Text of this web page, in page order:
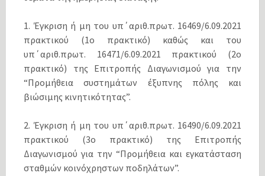
1. Έγκριση ή μη του υπ΄αριθ.πρωτ. 16469/6.09.2021
πρακτικού (1ο πρακτικό) καθώς και του
υπ΄αριθ.πρωτ. 16471/6.09.2021 πρακτικού (2ο
πρακτικό) της Επιτροπής Διαγωνισμού για την
“Προμήθεια συστημάτων έξυπνης πόλης και
βιώσιμης κινητικότητας”.
2. Έγκριση ή μη του υπ΄αριθ.πρωτ. 16490/6.09.2021
πρακτικού (3ο πρακτικό) της Επιτροπής
Διαγωνισμού για την “Προμήθεια και εγκατάσταση
σταθμών κοινόχρηστων ποδηλάτων”.